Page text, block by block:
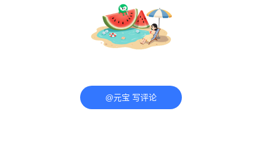
@元宝 写评论